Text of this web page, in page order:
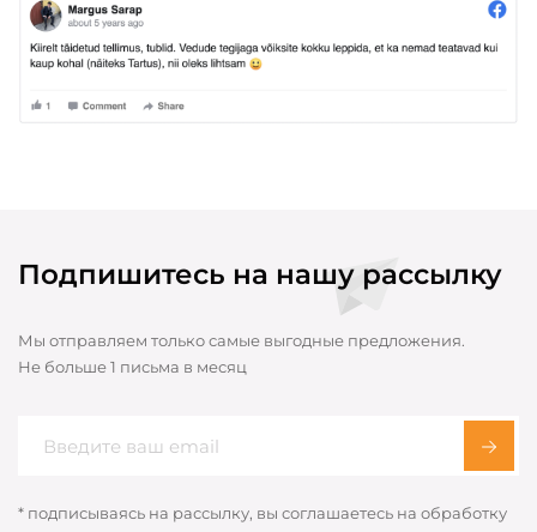
Подпишитесь на нашу рассылку
Мы отправляем только самые выгодные предложения.
Не больше 1 письма в месяц
* подписываясь на рассылку, вы соглашаетесь на обработку